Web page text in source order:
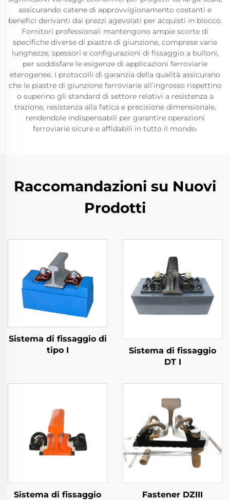
assicurando catene di approvvigionamento costanti e
benefici derivanti dai prezzi agevolati per acquisti in blocco.
Fornitori professionali mantengono ampie scorte di
specifiche diverse di piastre di giunzione, comprese varie
lunghezze, spessori e configurazioni di fissaggio a bulloni,
per soddisfare le esigenze di applicazioni ferroviarie
eterogenee. I protocolli di garanzia della qualità assicurano
che le piastre di giunzione ferroviarie all’ingrosso rispettino
o superino gli standard di settore relativi a resistenza a
trazione, resistenza alla fatica e precisione dimensionale,
rendendole indispensabili per garantire operazioni
ferroviarie sicure e affidabili in tutto il mondo.
Raccomandazioni su Nuovi
Prodotti
Sistema di fissaggio di
tipo I
Sistema di fissaggio
DT I
Sistema di fissaggio
Fastener DZIII